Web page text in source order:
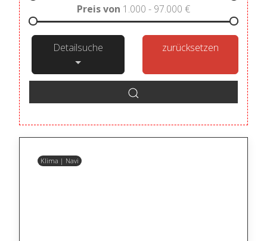
Preis von 1.000 - 97.000 €
Detailsuche zurücksetzen
Klima | Navi